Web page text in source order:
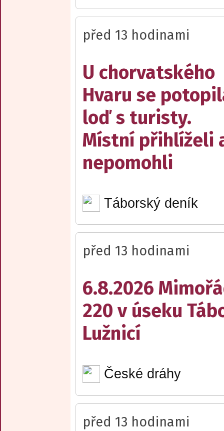
před 13 hodinami
U chorvatského
Hvaru se
loď s turisty.
Místní přihlíželi
nepomohli
Táborský deník
před 13 hodinami
6.8.2026
220 v úseku
Lužnicí
České dráhy
před 13 hodinami